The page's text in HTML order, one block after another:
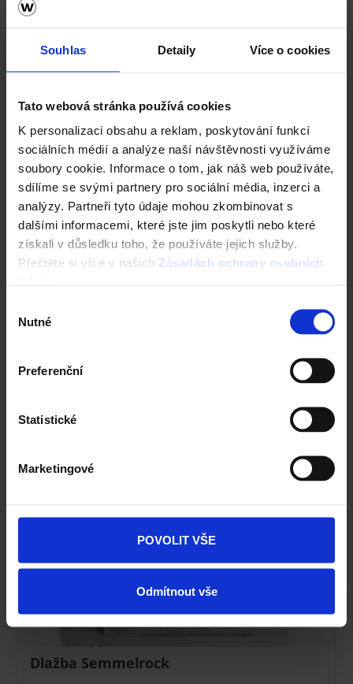
Souhlas Detaily Více o cookies
Tato webová stránka používá cookies
K personalizaci obsahu a reklam, poskytování funkcí
sociálních médií a analýze naší návštěvnosti využíváme
soubory cookie. Informace o tom, jak náš web používáte,
sdílíme se svými partnery pro sociální média, inzerci a
analýzy. Partneři tyto údaje mohou zkombinovat s
dalšími informacemi, které jste jim poskytli nebo které
získali v důsledku toho, že používáte jejich služby.
Přečtěte si více v našich Zásadách ochrany osobních
souhlasu
Nutné
Preferenční
Statistické
Marketingové
POVOLIT VŠE
Odmítnout vše
Fasáda Terca
Dlažba Semmelrock